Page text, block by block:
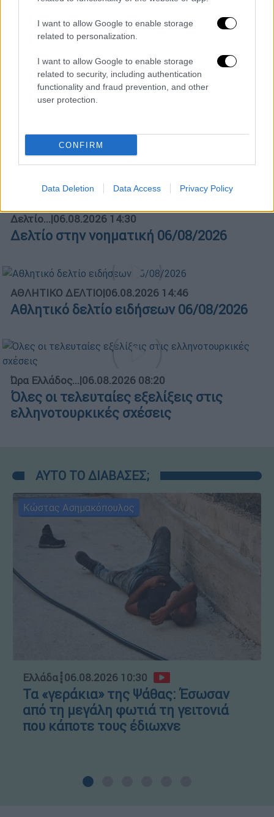
I want to allow Google to enable storage
related to personalization.
I want to allow Google to enable storage
related to security, including authentication
functionality and fraud prevention, and other
user protection.
CONFIRM
Data Deletion Data Access Privacy Policy
Μεσημεριανό... 06.08.2026 14:43
Μεσημεριανό δελτίο ειδήσεων
06/08/2026
Ώρα Ελλάδος...|06.08.2026 10:06
Ώρα Ελλάδος 06/08/2026
Δελτίο...|06.08.2026 14:30
Δελτίο στην νοηματική 06/08/2026
ΑΘΛΗΤΙΚΟ ΔΕΛΤΙΟ|06.08.2026 14:46
Αθλητικό δελτίο ειδήσεων 06/08/2026
Ώρα Ελλάδος...|06.08.2026 08:20
Όλες οι τελευταίες εξελίξεις στις
ελληνοτουρκικές σχέσεις
ΑΥΤΟ ΤΟ ΔΙΑΒΑΣΕΣ;
Κώστας Ασημακόπουλος
Ελλάδα┋06.08.2026 10:30
Τα «γεράκια» της Ψάθας: Έσωσαν
από τη μεγάλη φωτιά τη γειτονιά
που κάποτε τους έδιωχνε